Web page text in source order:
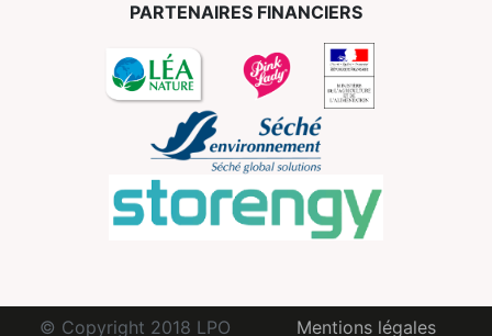
PARTENAIRES FINANCIERS
© Copyright 2018 LPO Mentions légales